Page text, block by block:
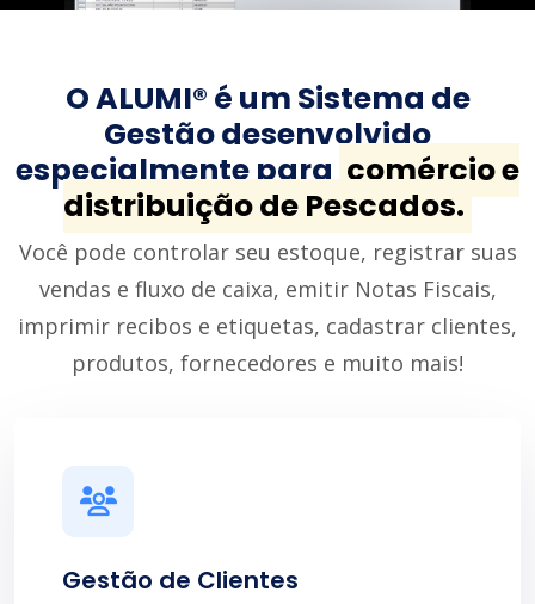
O ALUMI® é um Sistema de
Gestão desenvolvido
especialmente para comércio e
distribuição de Pescados.
Você pode controlar seu estoque, registrar suas
vendas e fluxo de caixa, emitir Notas Fiscais,
imprimir recibos e etiquetas, cadastrar clientes,
produtos, fornecedores e muito mais!
Gestão de Clientes